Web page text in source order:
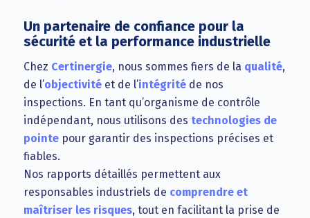
Un partenaire de confiance pour la
sécurité et la performance industrielle
Chez Certinergie, nous sommes fiers de la qualité,
de l’objectivitéet de l’intégritéde nos
inspections. En tant qu’organisme de contrôle
indépendant, nous utilisons des technologies de
pointepour garantir des inspections précises et
fiables.
Nos rapports détaillés permettent aux
responsables industriels de comprendre et
maîtriser les risques, tout en facilitant la prise de